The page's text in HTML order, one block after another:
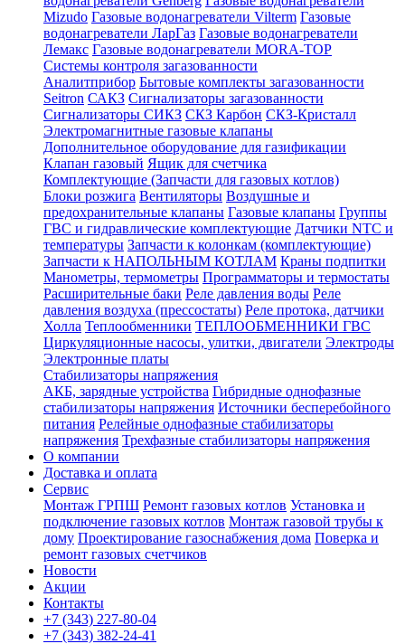
Mizudo Газовые водонагреватели Vilterm Газовые
водонагреватели ЛарГаз Газовые водонагреватели
Лемакс Газовые водонагреватели MORA-TOP
Системы контроля загазованности
Аналитприбор Бытовые комплекты загазованности
Seitron САКЗ Сигнализаторы загазованности
Сигнализаторы СИКЗ СКЗ Карбон СКЗ-Кристалл
Электромагнитные газовые клапаны
Дополнительное оборудование для газификации
Клапан газовый Ящик для счетчика
Комплектующие (Запчасти для газовых котлов)
Блоки розжига Вентиляторы Воздушные и
предохранительные клапаны Газовые клапаны Группы
ГВС и гидравлические комплектующие Датчики NTC и
температуры Запчасти к колонкам (комплектующие)
Запчасти к НАПОЛЬНЫМ КОТЛАМ Краны подпитки
Манометры, термометры Программаторы и термостаты
Расширительные баки Реле давления воды Реле
давления воздуха (прессостаты) Реле протока, датчики
Холла Теплообменники ТЕПЛООБМЕННИКИ ГВС
Циркуляционные насосы, улитки, двигатели Электроды
Электронные платы
Стабилизаторы напряжения
АКБ, зарядные устройства Гибридные однофазные
стабилизаторы напряжения Источники бесперебойного
питания Релейные однофазные стабилизаторы
напряжения Трехфазные стабилизаторы напряжения
О компании
Доставка и оплата
Сервис
Монтаж ГРПШ Ремонт газовых котлов Установка и
подключение газовых котлов Монтаж газовой трубы к
дому Проектирование газоснабжения дома Поверка и
ремонт газовых счетчиков
Новости
Акции
Контакты
+7 (343) 227-80-04
+7 (343) 382-24-41